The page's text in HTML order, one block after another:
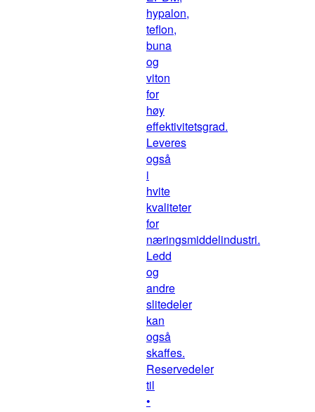
hypalon,
teflon,
buna
og
viton
for
høy
effektivitetsgrad.
Leveres
også
i
hvite
kvaliteter
for
næringsmiddelindustri.
Ledd
og
andre
slitedeler
kan
også
skaffes.
Reservedeler
til
•